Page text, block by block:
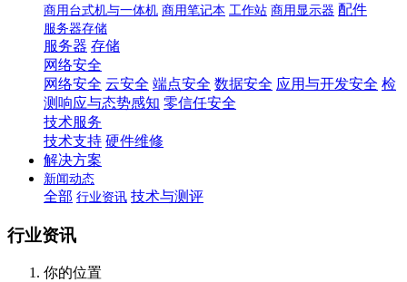
商用台式机与一体机 商用笔记本 工作站 商用显示器 配件
服务器存储
服务器 存储
网络安全
网络安全 云安全 端点安全 数据安全 应用与开发安全 检
测响应与态势感知 零信任安全
技术服务
技术支持 硬件维修
解决方案
新闻动态
全部 行业资讯 技术与测评
行业资讯
你的位置